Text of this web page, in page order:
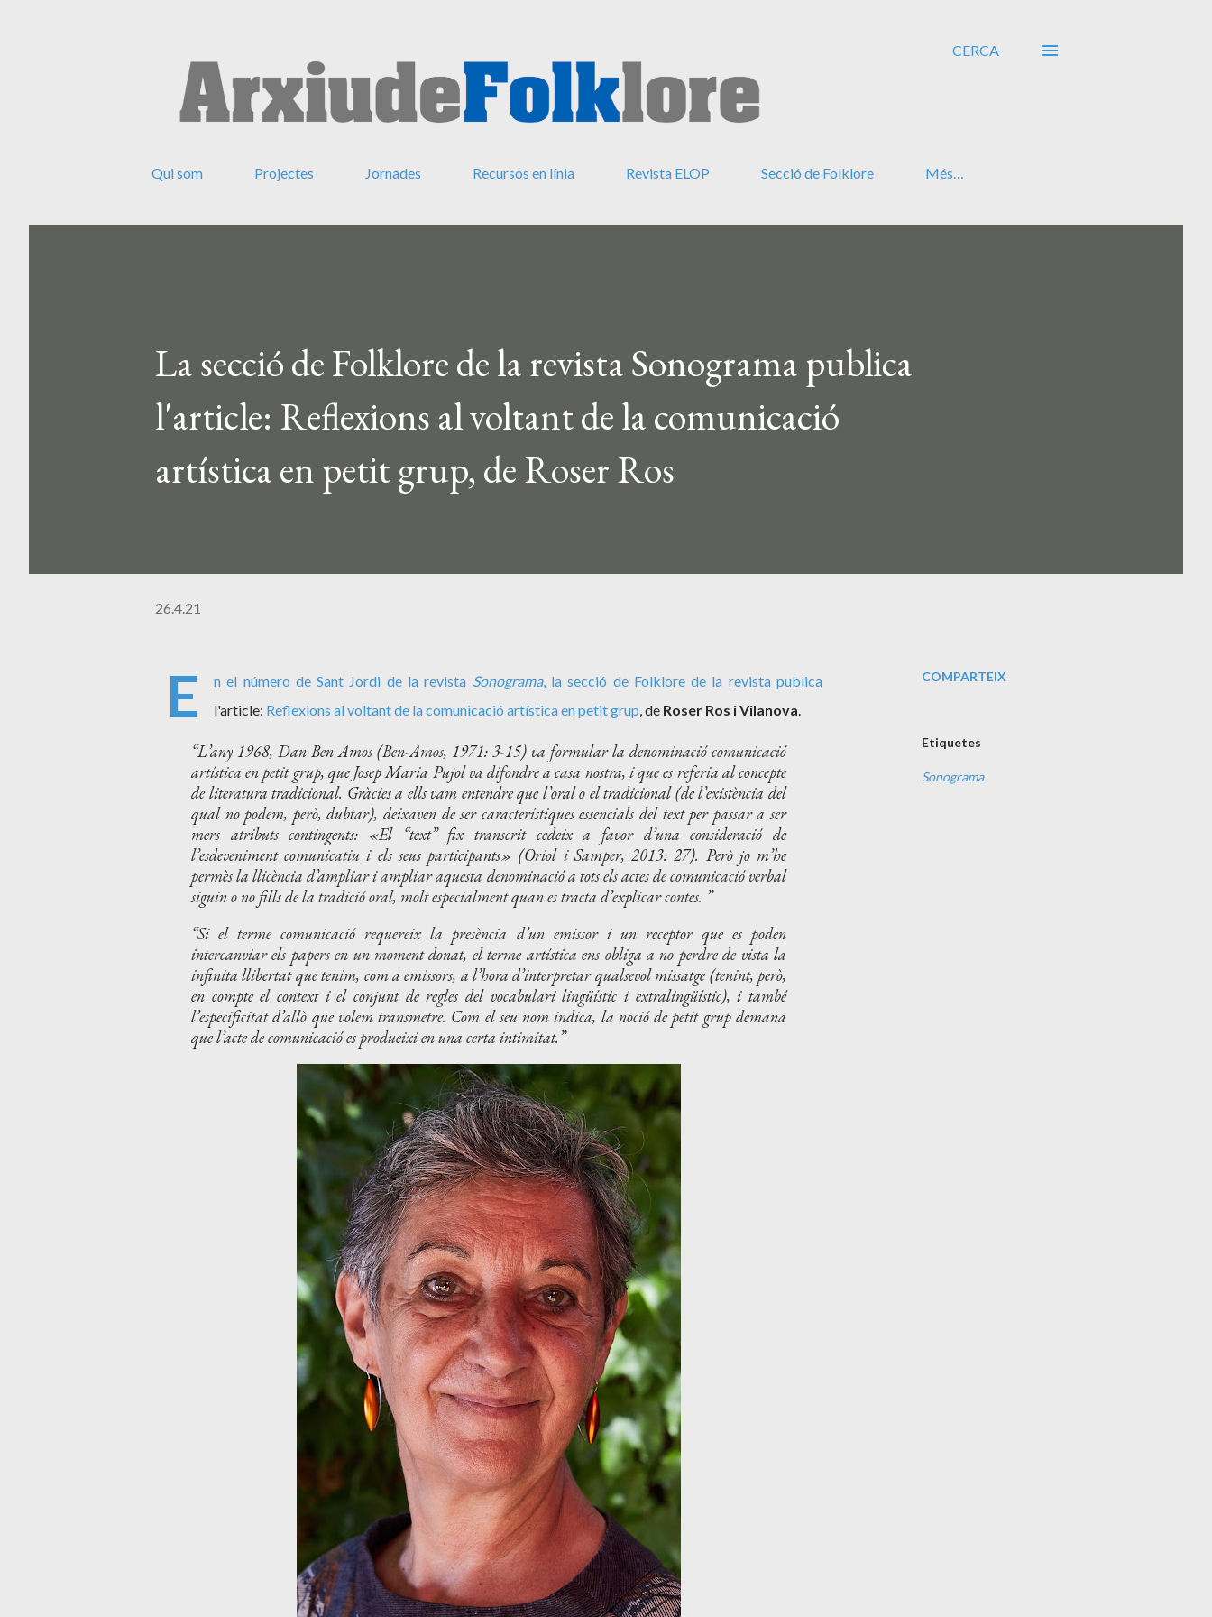
CERCA
Qui som Projectes Jornades Recursos en línia Revista ELOP Secció de Folklore Més…
La secció de Folklore de la revista Sonograma publica
l'article: Reflexions al voltant de la comunicació
artística en petit grup, de Roser Ros
26.4.21
E n el número de Sant Jordi de la revista Sonograma, lasecció de Folklorede la revista publica
l'article: Reflexions al voltant de la comunicació artística en petit grup, de Roser Ros i Vilanova.
L’any 1968, Dan Ben Amos (Ben-Amos, 1971: 3-15) va formular la denominació comunicació
artística en petit grup, que Josep Maria Pujol va difondre a casa nostra, i que es referia al concepte
de literatura tradicional. Gràcies a ells vam entendre que l’oral o el tradicional (de l’existència del
qual no podem, però, dubtar), deixaven de ser característiques essencials del text per passar a ser
mers atributs contingents: «El “text” fix transcrit cedeix a favor d’una consideració de
l’esdeveniment comunicatiu i els seus participants» (Oriol i Samper, 2013: 27). Però jo m’he
permès la llicència d’ampliar i ampliar aquesta denominació a tots els actes de comunicació verbal
siguin o no fills de la tradició oral, molt especialment quan es tracta d’explicar contes.
Si el terme comunicació requereix la presència d’un emissor i un receptor que es poden
intercanviar els papers en un moment donat, el terme artística ens obliga a no perdre de vista la
infinita llibertat que tenim, com a emissors, a l’hora d’interpretar qualsevol missatge (tenint, però,
en compte el context i el conjunt de regles del vocabulari lingüístic i extralingüístic), i també
l’especificitat d’allò que volem transmetre. Com el seu nom indica, la noció de petit grup demana
que l’acte de comunicació es produeixi en una certa intimitat.
COMPARTEIX
Etiquetes
Sonograma